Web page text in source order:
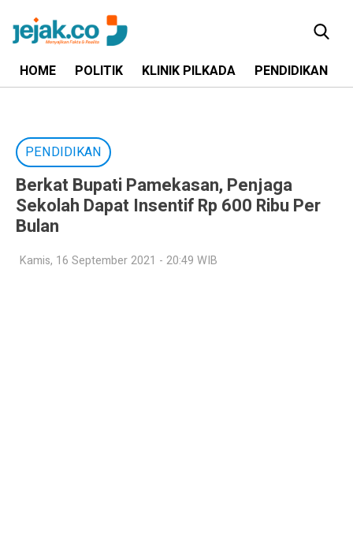
HOME POLITIK KLINIK PILKADA PENDIDIKAN
PENDIDIKAN
Berkat Bupati Pamekasan, Penjaga
Sekolah Dapat Insentif Rp 600 Ribu Per
Bulan
Kamis, 16 September 2021 - 20:49 WIB